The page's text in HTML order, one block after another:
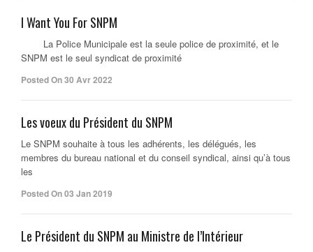
I Want You For SNPM
La Police Municipale est la seule police de proximité, et le
SNPM est le seul syndicat de proximité
Posted On 30 Avr 2022
Les voeux du Président du SNPM
Le SNPM souhaite à tous les adhérents, les délégués, les
membres du bureau national et du conseil syndical, ainsi qu’à tous
les
Posted On 03 Jan 2019
Le Président du SNPM au Ministre de l’Intérieur